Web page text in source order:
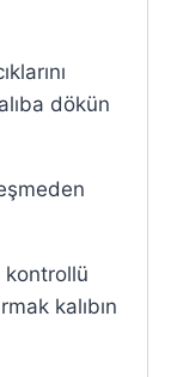
dökün
kontrollü
kalıbın